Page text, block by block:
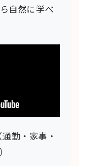
自然に学べ
通勤・家事・